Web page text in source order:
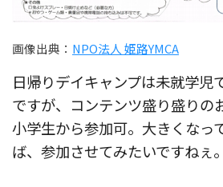
画像出典： NPO法人 姫路YMCA
日帰りデイキャンプは未就学児
ですが、コンテンツ盛り盛りの
小学生から参加可。大きくなっ
ば、参加させてみたいですねぇ。